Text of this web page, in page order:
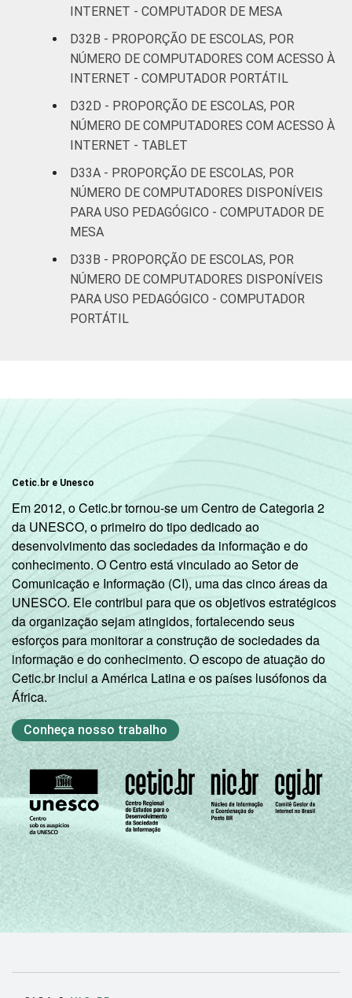
INTERNET - COMPUTADOR DE MESA
D32B - PROPORÇÃO DE ESCOLAS, POR
NÚMERO DE COMPUTADORES COM ACESSO À
INTERNET - COMPUTADOR PORTÁTIL
D32D - PROPORÇÃO DE ESCOLAS, POR
NÚMERO DE COMPUTADORES COM ACESSO À
INTERNET - TABLET
D33A - PROPORÇÃO DE ESCOLAS, POR
NÚMERO DE COMPUTADORES DISPONÍVEIS
PARA USO PEDAGÓGICO - COMPUTADOR DE
MESA
D33B - PROPORÇÃO DE ESCOLAS, POR
NÚMERO DE COMPUTADORES DISPONÍVEIS
PARA USO PEDAGÓGICO - COMPUTADOR
PORTÁTIL
Cetic.br e Unesco
Em 2012, o Cetic.br tornou-se um Centro de Categoria 2
da UNESCO, o primeiro do tipo dedicado ao
desenvolvimento das sociedades da informação e do
conhecimento. O Centro está vinculado ao Setor de
Comunicação e Informação (CI), uma das cinco áreas da
UNESCO. Ele contribui para que os objetivos estratégicos
da organização sejam atingidos, fortalecendo seus
esforços para monitorar a construção de sociedades da
informação e do conhecimento. O escopo de atuação do
Cetic.br inclui a América Latina e os países lusófonos da
África.
Conheça nosso trabalho